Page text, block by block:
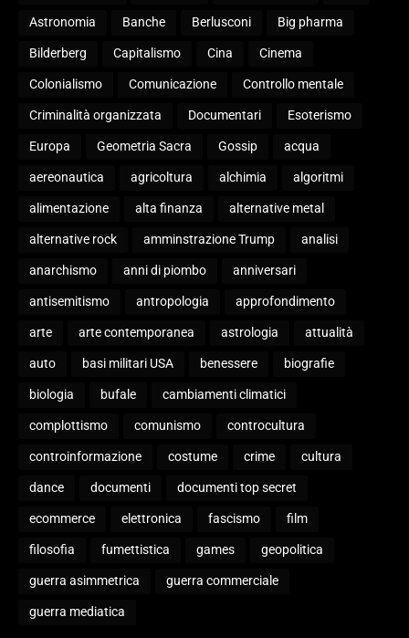
Astronomia Banche Berlusconi Big pharma
Bilderberg Capitalismo Cina Cinema
Colonialismo Comunicazione Controllo mentale
Criminalità organizzata Documentari Esoterismo
Europa Geometria Sacra Gossip acqua
aereonautica agricoltura alchimia algoritmi
alimentazione alta finanza alternative metal
alternative rock amminstrazione Trump analisi
anarchismo anni di piombo anniversari
antisemitismo antropologia approfondimento
arte arte contemporanea astrologia attualità
auto basi militari USA benessere biografie
biologia bufale cambiamenti climatici
complottismo comunismo controcultura
controinformazione costume crime cultura
dance documenti documenti top secret
ecommerce elettronica fascismo film
filosofia fumettistica games geopolitica
guerra asimmetrica guerra commerciale
guerra mediatica